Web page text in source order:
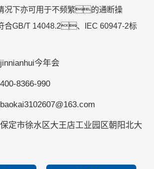
下亦可用于不频繁的通断操
GB/T 14048.2、IEC 60947-2标
今年会
8366-990
徐水区大王店工业园区朝阳北大